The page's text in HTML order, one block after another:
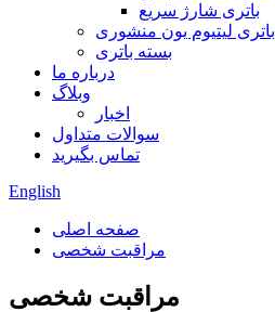
باتری شارژ سریع
باتری لیتیوم یون منشوری
بسته باتری
درباره ما
وبلاگ
اخبار
سوالات متداول
تماس بگیرید
English
صفحه اصلی
مراقبت شخصی
مراقبت شخصی